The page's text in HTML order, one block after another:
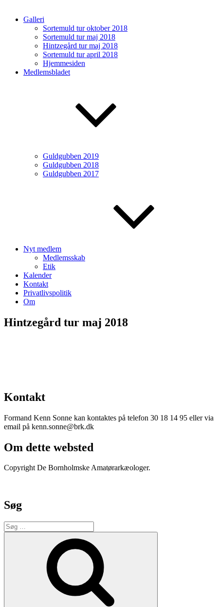
Galleri
Sortemuld tur oktober 2018
Sortemuld tur maj 2018
Hintzegård tur maj 2018
Sortemuld tur april 2018
Hjemmesiden
Medlemsbladet
Guldgubben 2019
Guldgubben 2018
Guldgubben 2017
Nyt medlem
Medlemsskab
Etik
Kalender
Kontakt
Privatlivspolitik
Om
Hintzegård tur maj 2018
Kontakt
Formand Kenn Sonne kan kontaktes på telefon 30 18 14 95 eller via
email på kenn.sonne@brk.dk
Om dette websted
Copyright De Bornholmske Amatørarkæologer.
Søg
Søg
efter: